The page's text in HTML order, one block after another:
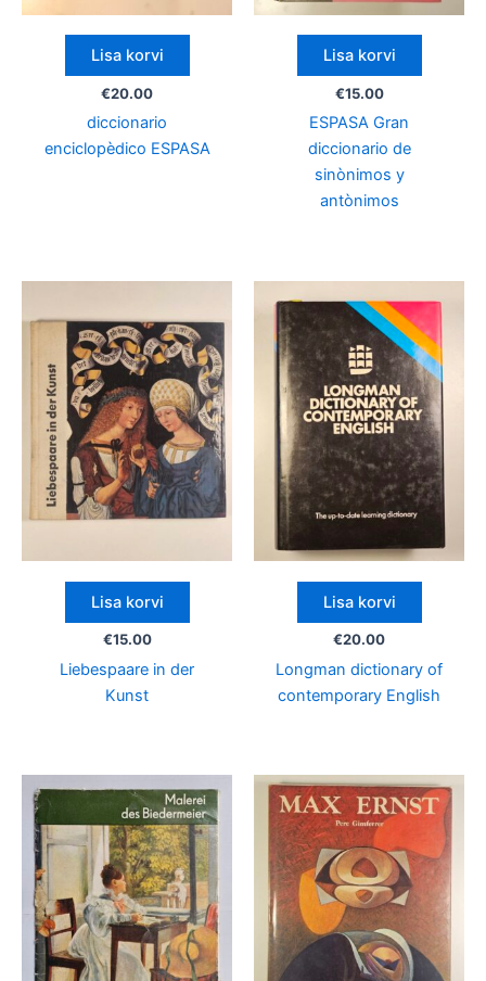
Lisa korvi
€20.00
diccionario
enciclopèdico ESPASA
Lisa korvi
€15.00
ESPASA Gran
diccionario de
sinònimos y
antònimos
Lisa korvi
€15.00
Liebespaare in der
Kunst
Lisa korvi
€20.00
Longman dictionary of
contemporary English